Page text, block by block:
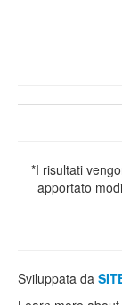
*I risultati
apportato
Sviluppata da